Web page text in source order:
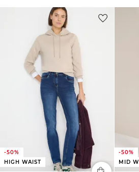
-50%
HIGH WAIST
-50%
MID